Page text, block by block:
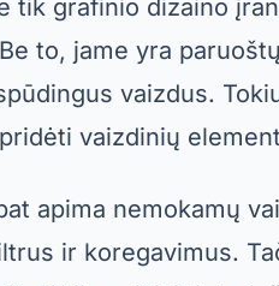
tik grafinio dizaino
to, jame yra
vaizdus.
vaizdinių
apima nemokamų
ir koregavimus.